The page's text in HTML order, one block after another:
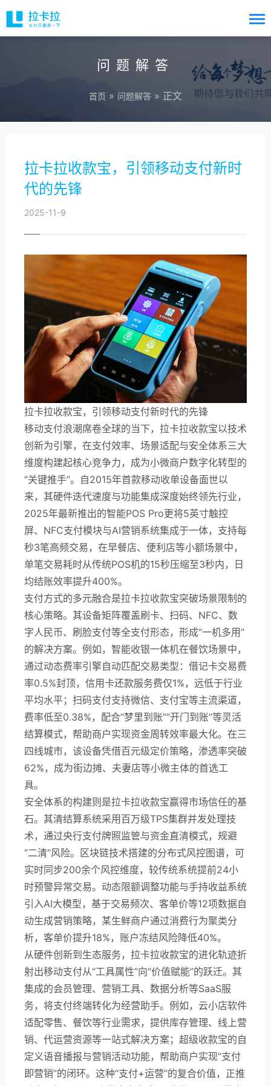
问题解答
首页 » 问题解答 » 正文
拉卡拉收款宝，引领移动支付新时
代的先锋
2025-11-9
拉卡拉收款宝，引领移动支付新时代的先锋
移动支付浪潮席卷全球的当下，拉卡拉收款宝以技术
创新为引擎，在支付效率、场景适配与安全体系三大
维度构建起核心竞争力，成为小微商户数字化转型的
“关键推手”。自2015年首款移动收单设备面世以
来，其硬件迭代速度与功能集成深度始终领先行业，
2025年最新推出的智能POS Pro更将5英寸触控
屏、NFC支付模块与AI营销系统集成于一体，支持每
秒3笔高频交易，在早餐店、便利店等小额场景中，
单笔交易耗时从传统POS机的15秒压缩至3秒内，日
均结账效率提升400%。
支付方式的多元融合是拉卡拉收款宝突破场景限制的
核心策略。其设备矩阵覆盖刷卡、扫码、NFC、数
字人民币、刷脸支付等全支付形态，形成“一机多用”
的解决方案。例如，智能收银一体机在餐饮场景中，
通过动态费率引擎自动匹配交易类型：借记卡交易费
率0.5%封顶，信用卡还款服务费仅1%，远低于行业
平均水平；扫码支付支持微信、支付宝等主流渠道，
费率低至0.38%，配合“梦里到账”“开门到账”等灵活
结算模式，帮助商户实现资金周转效率最大化。在三
四线城市，该设备凭借百元级定价策略，渗透率突破
62%，成为街边摊、夫妻店等小微主体的首选工
具。
安全体系的构建则是拉卡拉收款宝赢得市场信任的基
石。其清结算系统采用百万级TPS集群并发处理技
术，通过央行支付牌照监管与资金直清模式，规避
“二清”风险。区块链技术搭建的分布式风控图谱，可
实时同步200余个风控维度，较传统系统提前24小
时预警异常交易。动态限额调整功能与手持收益系统
引入AI大模型，基于交易频次、客单价等12项数据自
动生成营销策略，某生鲜商户通过消费行为聚类分
析，客单价提升18%，账户冻结风险降低40%。
从硬件创新到生态服务，拉卡拉收款宝的进化轨迹折
射出移动支付从“工具属性”向“价值赋能”的跃迁。其
集成的会员管理、营销工具、数据分析等SaaS服
务，将支付终端转化为经营助手。例如，云小店软件
适配零售、餐饮等行业需求，提供库存管理、线上营
销、代运营资源等一站式解决方案；超级收款宝的自
定义语音播报与营销活动功能，帮助商户实现“支付
即营销”的闭环。这种“支付+运营”的复合价值，正推